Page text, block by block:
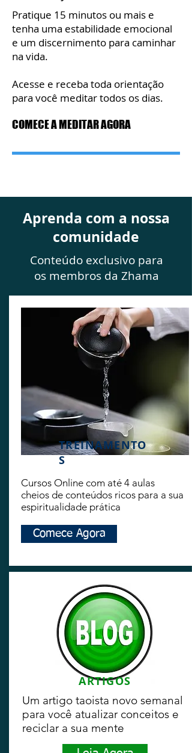
Pratique 15 minutos ou mais e
tenha uma estabilidade emocional
e um discernimento para caminhar
na vida.
Acesse e receba toda orientação
para você meditar todos os dias.
COMECE A MEDITAR AGORA
Aprenda com a nossa
comunidade
Conteúdo exclusivo para
os membros da Zhama
TREINAMENTO
S
Cursos Online com até 4 aulas
cheios de conteúdos ricos para a sua
espiritualidade prática
Comece Agora
ARTIGOS
Um artigo taoista novo semanal
para você atualizar conceitos e
reciclar a sua mente